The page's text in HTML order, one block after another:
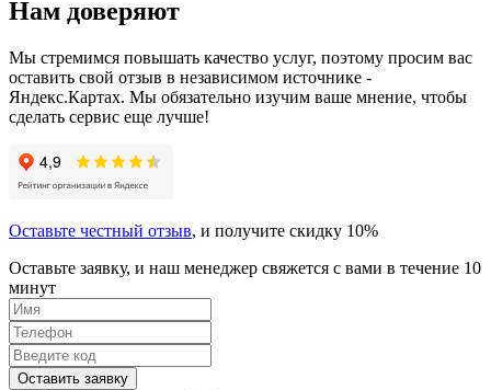
Нам доверяют
Мы стремимся повышать качество услуг, поэтому просим вас
оставить свой отзыв в независимом источнике -
Яндекс.Картах. Мы обязательно изучим ваше мнение, чтобы
сделать сервис еще лучше!
Оставьте честный отзыв, и получите скидку 10%
Оставьте заявку, и наш менеджер свяжется с вами в течение 10
минут
Оставить заявку